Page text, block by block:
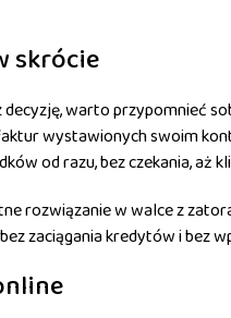
skrócie
warto przypomnieć
wystawionych swoim
od razu, bez czekania, aż
rozwiązanie w walce z
zaciągania kredytów i bez